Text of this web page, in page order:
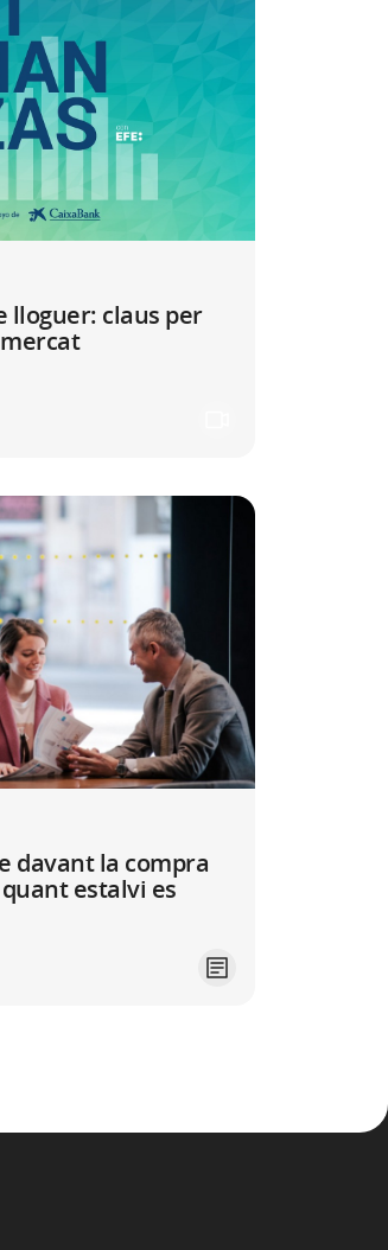
lloguer: claus per
davant la compra
estalvi es